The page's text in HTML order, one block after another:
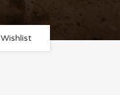
Wishlist